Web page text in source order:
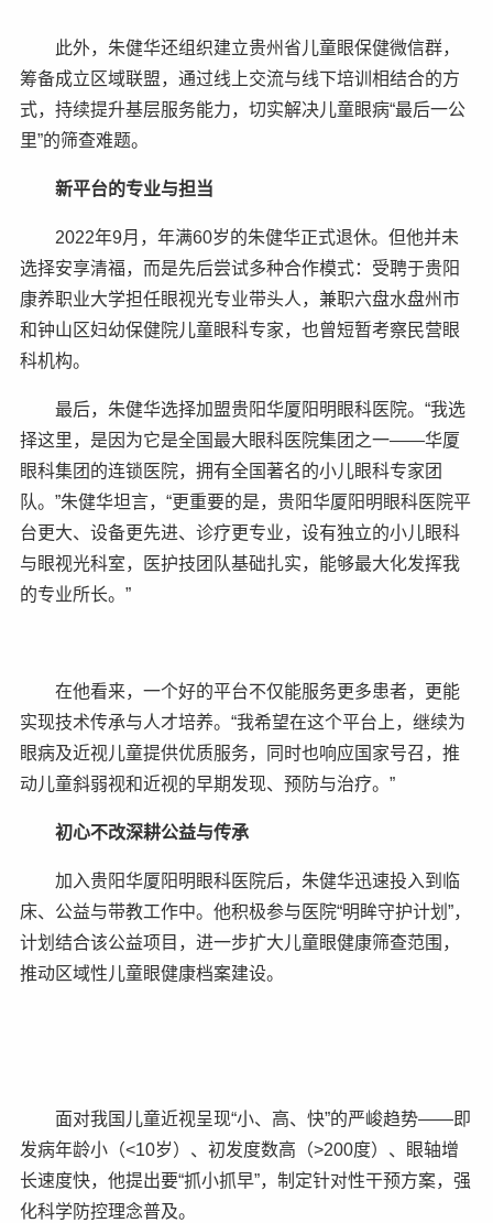
此外，朱健华还组织建立贵州省儿童眼保健微信群，
筹备成立区域联盟，通过线上交流与线下培训相结合的方
式，持续提升基层服务能力，切实解决儿童眼病“最后一公
里”的筛查难题。
新平台的专业与担当
2022年9月，年满60岁的朱健华正式退休。但他并未
选择安享清福，而是先后尝试多种合作模式：受聘于贵阳
康养职业大学担任眼视光专业带头人，兼职六盘水盘州市
和钟山区妇幼保健院儿童眼科专家，也曾短暂考察民营眼
科机构。
最后，朱健华选择加盟贵阳华厦阳明眼科医院。“我选
择这里，是因为它是全国最大眼科医院集团之一——华厦
眼科集团的连锁医院，拥有全国著名的小儿眼科专家团
队。”朱健华坦言，“更重要的是，贵阳华厦阳明眼科医院平
台更大、设备更先进、诊疗更专业，设有独立的小儿眼科
与眼视光科室，医护技团队基础扎实，能够最大化发挥我
的专业所长。”
在他看来，一个好的平台不仅能服务更多患者，更能
实现技术传承与人才培养。“我希望在这个平台上，继续为
眼病及近视儿童提供优质服务，同时也响应国家号召，推
动儿童斜弱视和近视的早期发现、预防与治疗。”
初心不改深耕公益与传承
加入贵阳华厦阳明眼科医院后，朱健华迅速投入到临
床、公益与带教工作中。他积极参与医院“明眸守护计划”，
计划结合该公益项目，进一步扩大儿童眼健康筛查范围，
推动区域性儿童眼健康档案建设。
面对我国儿童近视呈现“小、高、快”的严峻趋势——即
发病年龄小（<10岁）、初发度数高（>200度）、眼轴增
长速度快，他提出要“抓小抓早”，制定针对性干预方案，强
化科学防控理念普及。